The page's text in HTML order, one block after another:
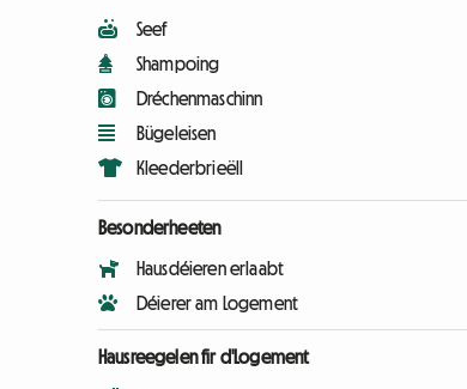
Seef
Shampoing
Dréchenmaschinn
Bügeleisen
Kleederbrieëll
Besonderheeten
Hausdéieren erlaabt
Déierer am Logement
Hausreegelen fir d'Logement